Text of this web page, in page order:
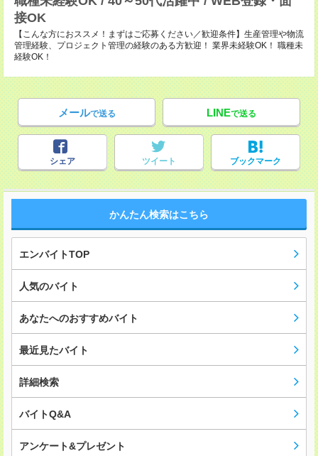
接OK
【こんな方におススメ！まずはご応募ください／歓迎条件】生産管理や物流
管理経験、プロジェクト管理の経験のある方歓迎！ 業界未経験OK！ 職種未
経験OK！
メールで送る LINEで送る
シェア ツイート ブックマーク
かんたん検索はこちら
エンバイトTOP
人気のバイト
あなたへのおすすめバイト
最近見たバイト
詳細検索
バイトQ&A
アンケート&プレゼント